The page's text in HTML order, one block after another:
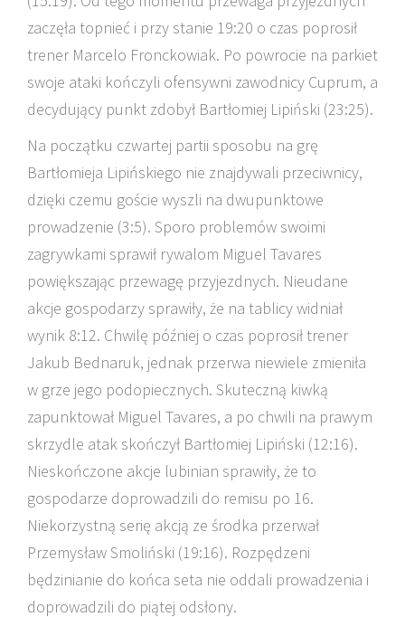
zaczęła topnieć i przy stanie 19:20 o czas poprosił
trener Marcelo Fronckowiak. Po powrocie na parkiet
swoje ataki kończyli ofensywni zawodnicy Cuprum, a
decydujący punkt zdobył Bartłomiej Lipiński (23:25).
Na początku czwartej partii sposobu na grę
Bartłomieja Lipińskiego nie znajdywali przeciwnicy,
dzięki czemu goście wyszli na dwupunktowe
prowadzenie (3:5). Sporo problemów swoimi
zagrywkami sprawił rywalom Miguel Tavares
powiększając przewagę przyjezdnych. Nieudane
akcje gospodarzy sprawiły, że na tablicy widniał
wynik 8:12. Chwilę później o czas poprosił trener
Jakub Bednaruk, jednak przerwa niewiele zmieniła
w grze jego podopiecznych. Skuteczną kiwką
zapunktował Miguel Tavares, a po chwili na prawym
skrzydle atak skończył Bartłomiej Lipiński (12:16).
Nieskończone akcje lubinian sprawiły, że to
gospodarze doprowadzili do remisu po 16.
Niekorzystną serię akcją ze środka przerwał
Przemysław Smoliński (19:16). Rozpędzeni
będzinianie do końca seta nie oddali prowadzenia i
doprowadzili do piątej odsłony.